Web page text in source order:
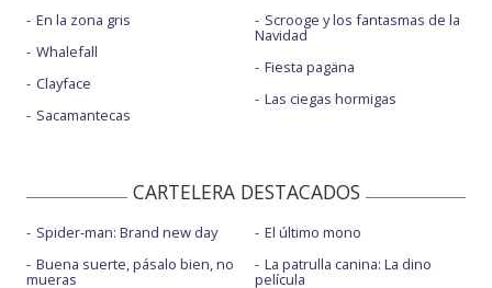
En la zona gris
Whalefall
Clayface
Sacamantecas
Scrooge y los fantasmas de la
Navidad
Fiesta pagäna
Las ciegas hormigas
CARTELERA DESTACADOS
Spider-man: Brand new day
Buena suerte, pásalo bien, no
mueras
El último mono
La patrulla canina: La dino
película